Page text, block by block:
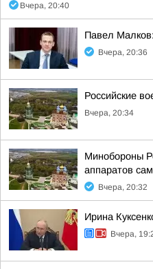
Вчера, 20:40
Павел
Вчера, 20:36
Российские
Вчера, 20:34
Минобороны
аппаратов
Вчера, 20:32
Ирина
Вчера,